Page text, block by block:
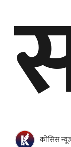
काेसिस